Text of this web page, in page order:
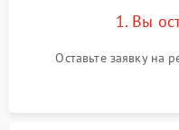
1. Вы
Оставьте заявку на